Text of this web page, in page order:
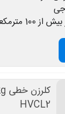
مترمکعب
HVCL2